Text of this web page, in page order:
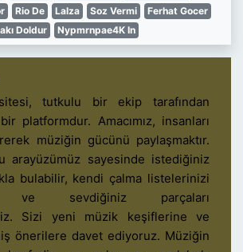
Rio De Lalza Soz Vermi
Ferhat Gocer
Doldur
Nypmrnpae4K In
tutkulu bir ekip tarafından
platformdur. Amacımız, insanları
müziğin gücünü paylaşmaktır.
arayüzümüz sayesinde istediğiniz
bulabilir, kendi çalma listelerinizi
ve sevdiğiniz parçaları
Sizi yeni müzik keşiflerine ve
önerilere davet ediyoruz. Müziğin